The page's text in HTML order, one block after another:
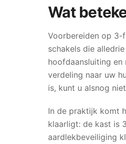
Wat
Voorbereiden op 3-
schakels die
hoofdaansluiting en
verdeling naar uw
is, kunt u alsnog
In de praktijk komt
klaarligt: de kast is
aardlekbeveiliging